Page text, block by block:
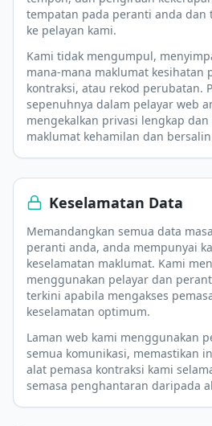
tempatan pada peranti anda
ke pelayan kami.
Kami tidak mengumpul,
mana-mana maklumat kesihatan
kontraksi, atau rekod perubatan.
sepenuhnya dalam pelayar web
mengekalkan privasi lengkap dan
maklumat kehamilan dan
Keselamatan Data
Memandangkan semua data
peranti anda, anda mempunyai
keselamatan maklumat. Kami
menggunakan pelayar dan
terkini apabila mengakses
keselamatan optimum.
Laman web kami menggunakan
semua komunikasi, memastikan
alat pemasa kontraksi kami
semasa penghantaran daripada